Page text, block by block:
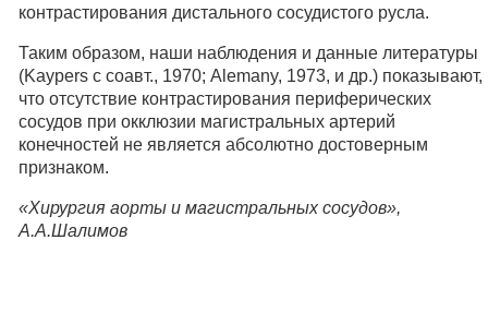
контрастирования дистального сосудистого русла.
Таким образом, наши наблюдения и данные литературы
(Kaypers с соавт., 1970; Alemany, 1973, и др.) показывают,
что отсутствие контрастирования периферических
сосудов при окклюзии магистральных артерий
конечностей не является абсолютно достоверным
признаком.
«Хирургия аорты и магистральных сосудов»,
А.А.Шалимов